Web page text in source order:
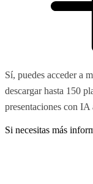
Sí, puedes acceder a
descargar hasta 150
presentaciones con IA
Si necesitas más